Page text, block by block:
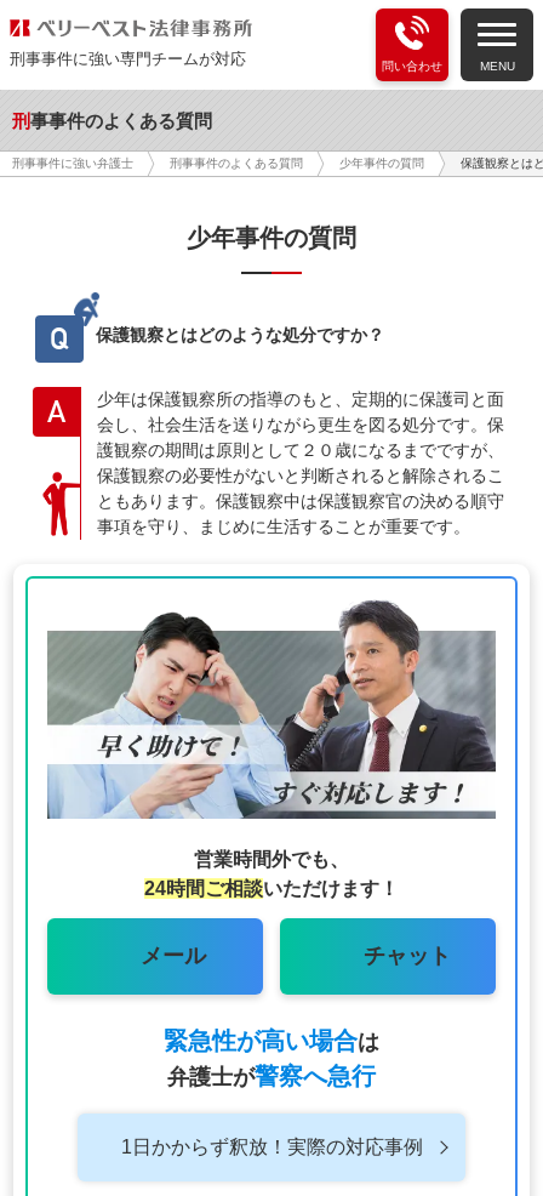
刑事事件に強い専門チームが対応 問い合わせ MENU
刑事事件のよくある質問
刑事事件に強い弁護士 刑事事件のよくある質問 少年事件の質問 保護観察とは
少年事件の質問
Q 保護観察とはどのような処分ですか？
A
少年は保護観察所の指導のもと、定期的に保護司と面
会し、社会生活を送りながら更生を図る処分です。保
護観察の期間は原則として２０歳になるまでですが、
保護観察の必要性がないと判断されると解除されるこ
ともあります。保護観察中は保護観察官の決める順守
事項を守り、まじめに生活することが重要です。
営業時間外でも、
24時間ご相談いただけます！
メール チャット
緊急性が高い場合は
弁護士が警察へ急行
1日かからず釈放！ 実際の対応事例